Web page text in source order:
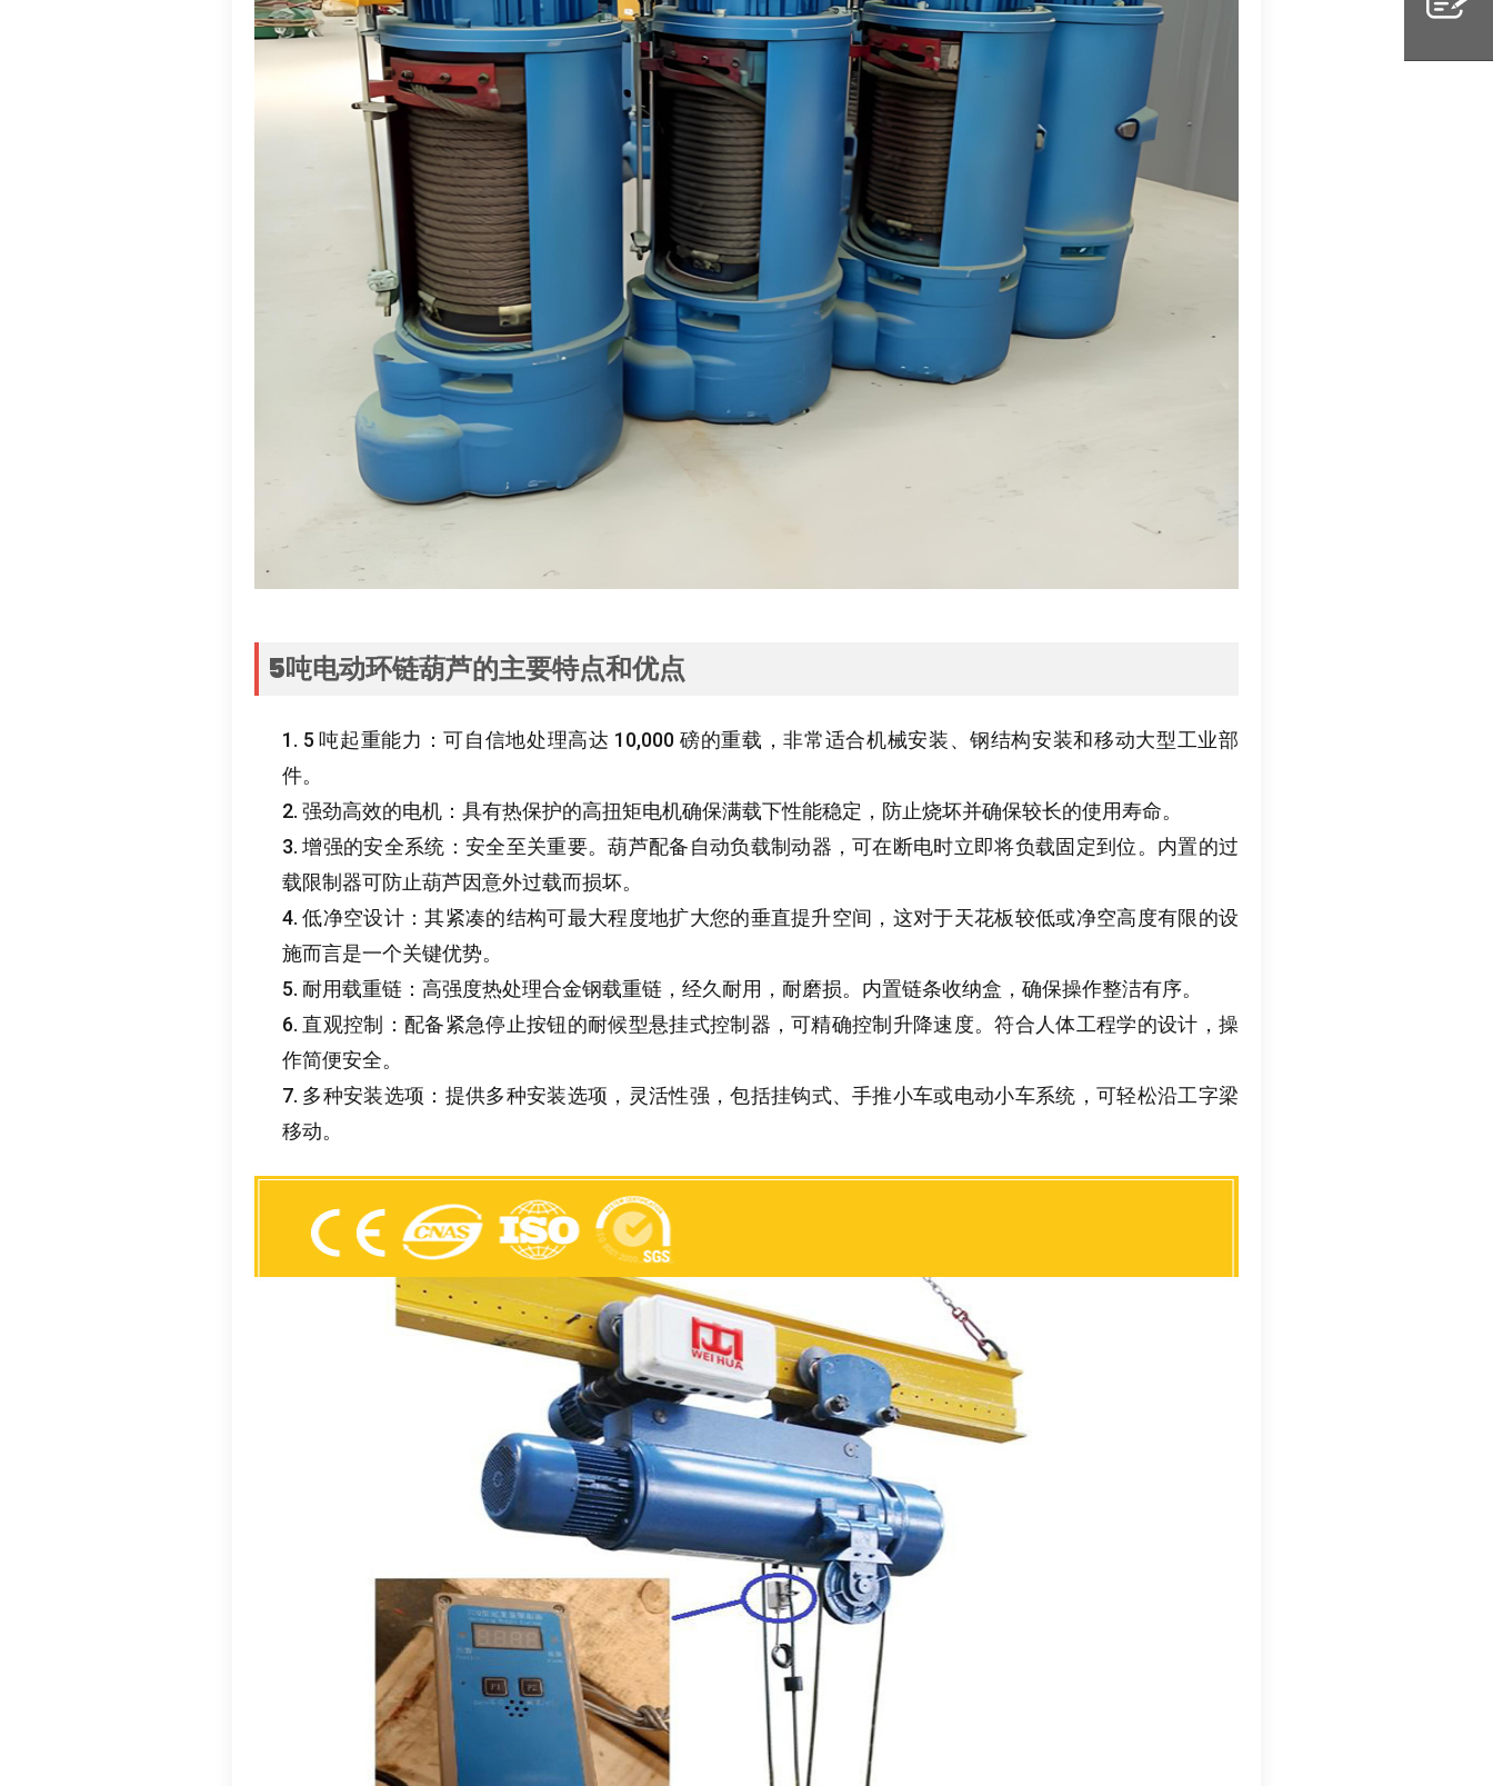
5吨电动环链葫芦的主要特点和优点
1. 5吨起重能力 ：可自信地处理高达 10,000 磅的重载 ，非常适合机械安装、钢结构安装和移动大型工业部
件。
2. 强劲高效的电机 ： 具有热保护的高扭矩电机确保满载下性能稳定 ， 防止烧坏并确保较长的使用寿命。
3.增强的安全系统 ： 安全至关重要。葫芦配备自动负载制动器 ，可在断电时立即将负载固定到位。 内置的过
载限制器可防止葫芦因意外过载而损坏。
4.低净空设计：其紧凑的结构可最大程度地扩大您的垂直提升空间 ， 这对于天花板较低或净空高度有限的设
施而言是一个关键优势。
5. 耐用载重链 ： 高强度热处理合金钢载重链 ， 经久耐用 ， 耐磨损。 内置链条收纳盒 ， 确保操作整洁有序。
6. 直观控制 ： 配备紧急停止按钮的耐候型悬挂式控制器 ，可精确控制升降速度。符合人体工程学的设计 ，操
作简便安全。
7. 多种安装选项 ： 提供多种安装选项 ， 灵活性强 ，包括挂钩式、手推小车或电动小车系统 ，可轻松沿工字梁
移动。
Whatsapp